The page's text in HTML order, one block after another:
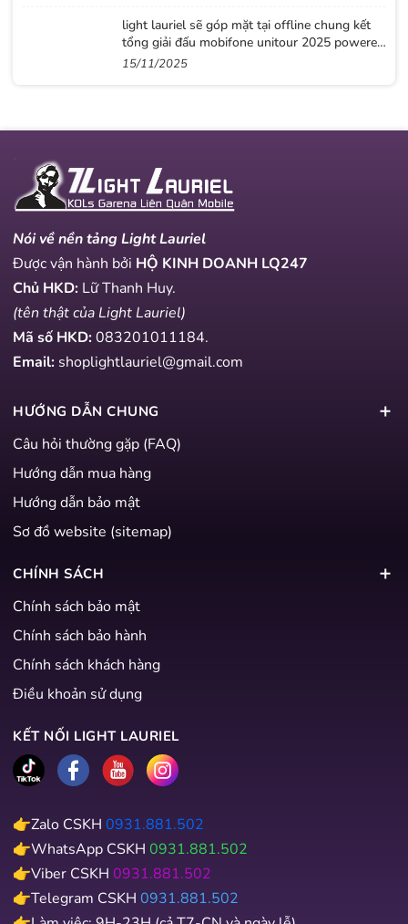
light lauriel sẽ góp mặt tại offline chung kết
tổng giải đấu mobifone unitour 2025 powered
by on live tv
15/11/2025
Nói về nền tảng Light Lauriel
Được vận hành bởi HỘ KINH DOANH LQ247
Chủ HKD: Lữ Thanh Huy.
(tên thật của Light Lauriel)
Mã số HKD:083201011184.
Email: shoplightlauriel@gmail.com
HƯỚNG DẪN CHUNG
Câu hỏi thường gặp (FAQ)
Hướng dẫn mua hàng
Hướng dẫn bảo mật
Sơ đồ website (sitemap)
CHÍNH SÁCH
Chính sách bảo mật
Chính sách bảo hành
Chính sách khách hàng
Điều khoản sử dụng
KẾT NỐI LIGHT LAURIEL
👉Zalo CSKH 0931.881.502
👉WhatsApp CSKH 0931.881.502
👉Viber CSKH 0931.881.502
👉Telegram CSKH 0931.881.502